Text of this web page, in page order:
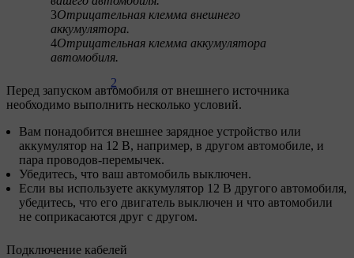
2
3Отрицательная клемма внешнего
аккумулятора.
4Отрицательная клемма аккумулятора
автомобиля.
Перед запуском автомобиля от внешнего источника
необходимо выполнить несколько условий.
Вам понадобится внешнее зарядное устройство или
аккумулятор на 12 В, например, в другом автомобиле, и
пара проводов-перемычек.
Убедитесь, что ваш автомобиль выключен.
Если вы используете аккумулятор 12 В другого автомобиля,
убедитесь, что его двигатель выключен и что автомобили
не соприкасаются друг с другом.
Подключение кабелей